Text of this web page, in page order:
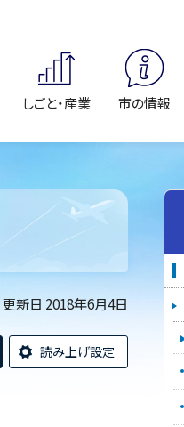
しごと・産業 市の情報
更新日 2018年6月4日
読み上げ設定